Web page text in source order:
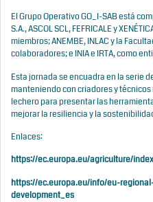
El Grupo Operativo GO_I-SAB está
S.A.,ASCOL SCL,FEFRICALEy
miembros;ANEMBE,INLACy la
colaboradores; e INIAe IRTA, como
Esta jornada se encuadra en la serie
manteniendo con criadores y
lechero para presentar las
mejorar la resiliencia y la
Enlaces:
https://ec.europa.eu/agriculture/
https://ec.europa.eu/info/eu-
development_es